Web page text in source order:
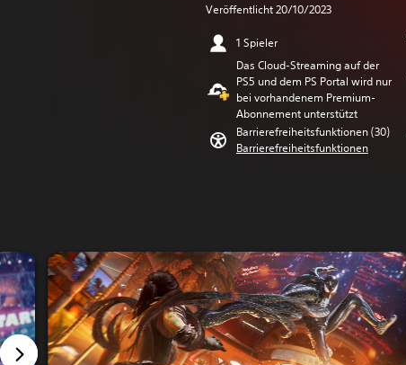
Veröffentlicht 20/10/2023
1 Spieler
Das Cloud-Streaming auf der
PS5 und dem PS Portal wird nur
bei vorhandenem Premium-
Abonnement unterstützt
Barrierefreiheitsfunktionen (30)
Barrierefreiheitsfunktionen